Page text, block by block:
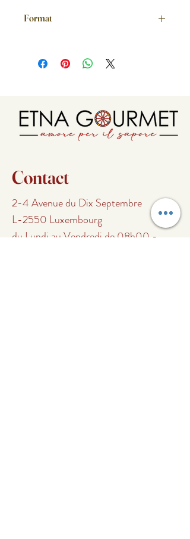
Format
Format 3 L en bidon métallique
Contact
2-4 Avenue du Dix Septembre
L-2550 Luxembourg
du Lundi au Vendredi de 08h00 -